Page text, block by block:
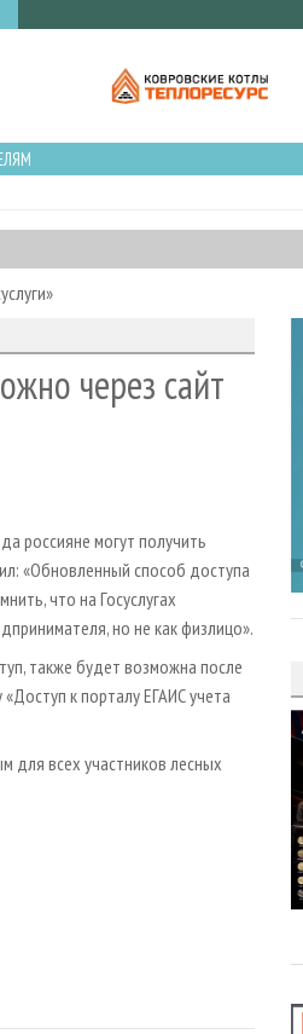
через сайт
россияне могут получить
«Обновленный способ доступа
что на Госуслугах
но не как физлицо».
также будет возможна после
к порталу ЕГАИС учета
для всех участников лесных